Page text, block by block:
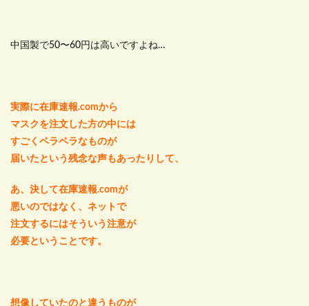
中国製で50〜60円は高いですよね…
実際に在庫速報.comから
マスクを注文した方の中には
すごくペラペラなものが
届いたという残念な声もあったりして、
あ、決して在庫速報.comが
悪いのではなく、ネットで
注文するにはそういう注意が
必要ということです。
想像していたのと違うものが